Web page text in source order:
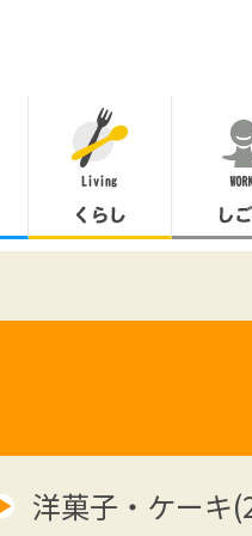
洋菓子・ケーキ